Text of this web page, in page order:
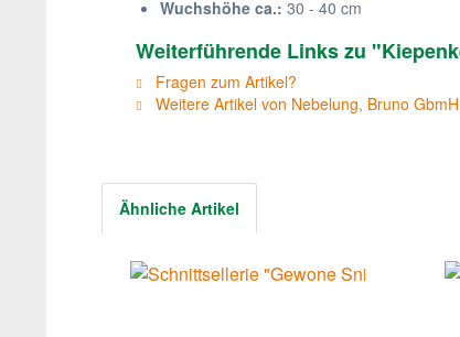
Wuchshöhe ca.: 30 - 40 cm
Weiterführende Links zu
Fragen zum Artikel?
Weitere Artikel von Nebelung, Bruno
Ähnliche Artikel